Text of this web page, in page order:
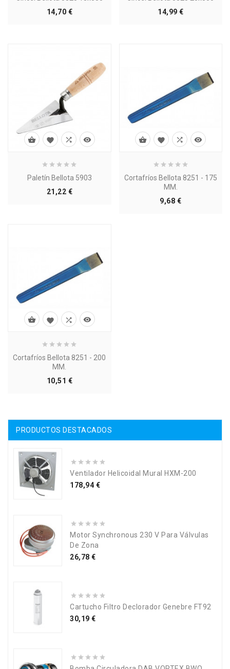
14,70 €Precio
14,99 €Precio
Paletín Bellota 5903
21,22 €Precio
   
Cortafríos Bellota 8251 - 175
MM.
9,68 €Precio
   
Cortafríos Bellota 8251 - 200
MM.
10,51 €Precio
   
PRODUCTOS DESTACADOS
Ventilador Helicoidal Mural HXM-200
Precio
178,94 €
Motor Synchronous 230 V Para Válvulas
De Zona
Precio
26,78 €
Cartucho Filtro Declorador Genebre FT92
Precio
30,19 €